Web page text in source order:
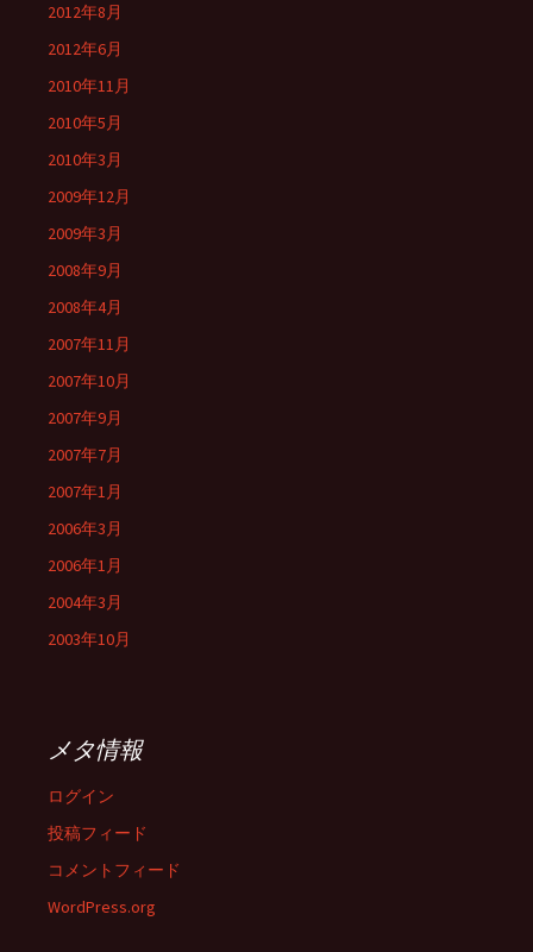
2012年8月
2012年6月
2010年11月
2010年5月
2010年3月
2009年12月
2009年3月
2008年9月
2008年4月
2007年11月
2007年10月
2007年9月
2007年7月
2007年1月
2006年3月
2006年1月
2004年3月
2003年10月
メタ情報
ログイン
投稿フィード
コメントフィード
WordPress.org